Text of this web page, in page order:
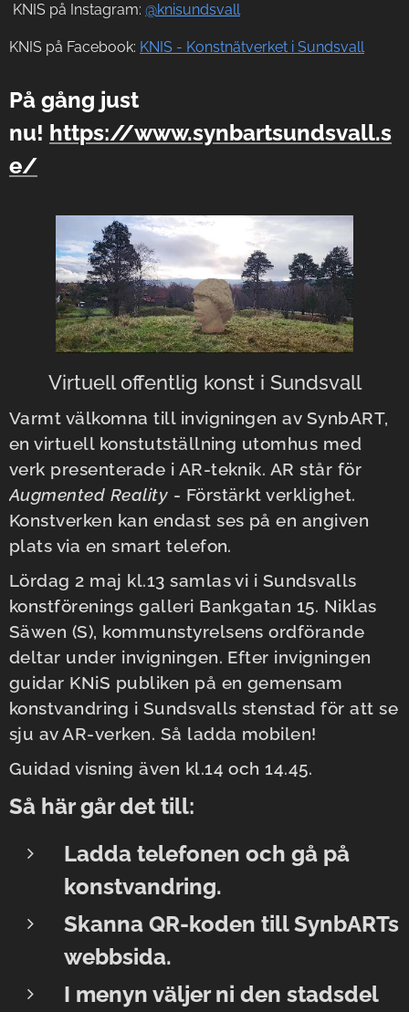
KNIS på Instagram: @knisundsvall
KNIS på Facebook: KNIS - Konstnätverket i Sundsvall
På gång just
nu! https://www.synbartsundsvall.s
e/
Virtuell offentlig konst i Sundsvall
Varmt välkomna till invigningen av SynbART,
en virtuell konstutställning utomhus med
verk presenterade i AR-teknik. AR står för
Augmented Reality - Förstärkt verklighet.
Konstverken kan endast ses på en angiven
plats via en smart telefon.
Lördag 2 maj kl.13 samlas vi i Sundsvalls
konstförenings galleri Bankgatan 15. Niklas
Säwen (S), kommunstyrelsens ordförande
deltar under invigningen. Efter invigningen
guidar KNiS publiken på en gemensam
konstvandring i Sundsvalls stenstad för att se
sju av AR-verken. Så ladda mobilen!
Guidad visning även kl.14 och 14.45.
Så här går det till:
Ladda telefonen och gå på
konstvandring.
Skanna QR-koden till SynbARTs
webbsida.
I menyn väljer ni den stadsdel